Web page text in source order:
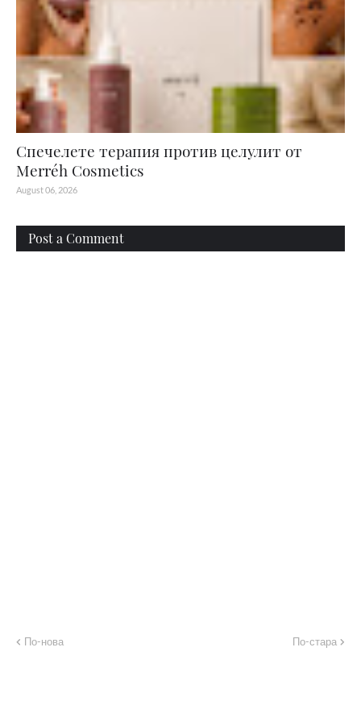
Спечелете терапия против целулит от
Merréh Cosmetics
August 06, 2026
Post a Comment
По-нова По-стара